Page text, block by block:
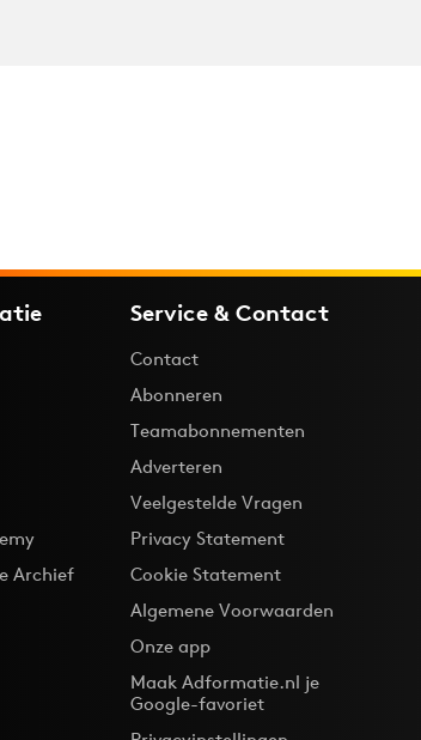
Archief
Service & Contact
Contact
Abonneren
Teamabonnementen
Adverteren
Veelgestelde Vragen
Privacy Statement
Cookie Statement
Algemene Voorwaarden
Onze app
Maak Adformatie.nl je
Google-favoriet